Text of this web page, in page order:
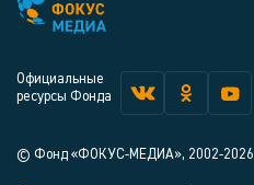
Официальные
ресурсы Фонда
© Фонд «ФОКУС-МЕДИА», 2002-2026